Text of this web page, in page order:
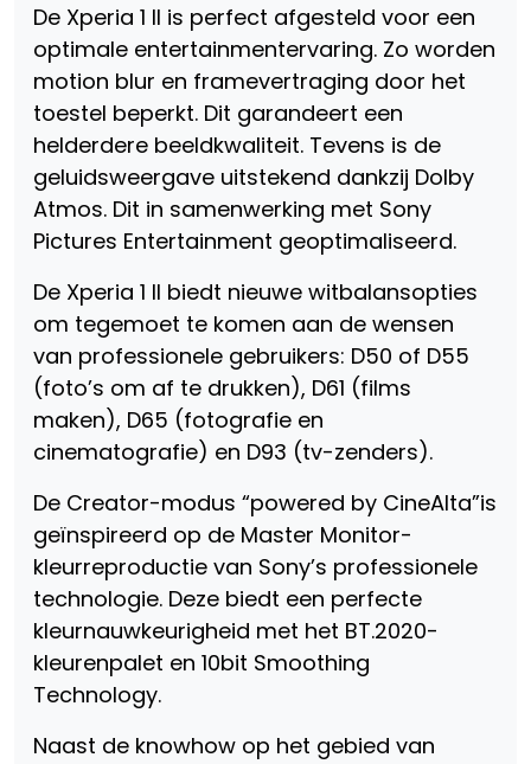
De Xperia 1 II is perfect afgesteld voor een
optimale entertainmentervaring. Zo worden
motion blur en framevertraging door het
toestel beperkt. Dit garandeert een
helderdere beeldkwaliteit. Tevens is de
geluidsweergave uitstekend dankzij Dolby
Atmos. Dit in samenwerking met Sony
Pictures Entertainment geoptimaliseerd.
De Xperia 1 II biedt nieuwe witbalansopties
om tegemoet te komen aan de wensen
van professionele gebruikers: D50 of D55
(foto’s om af te drukken), D61 (films
maken), D65 (fotografie en
cinematografie) en D93 (tv-zenders).
De Creator-modus “powered by CineAlta”is
geïnspireerd op de Master Monitor-
kleurreproductie van Sony’s professionele
technologie. Deze biedt een perfecte
kleurnauwkeurigheid met het BT.2020-
kleurenpalet en 10bit Smoothing
Technology.
Naast de knowhow op het gebied van